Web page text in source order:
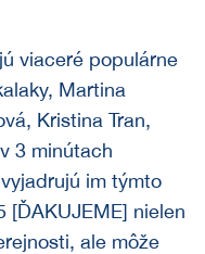
viaceré populárne
Martina
Kristina Tran,
3 minútach
im týmto
[ĎAKUJEME] nielen
ale môže